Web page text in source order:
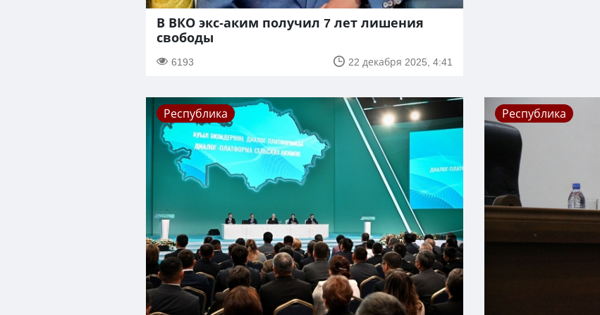
В ВКО экс-аким получил 7 лет лишения
свободы
6193 22 декабря 2025, 4:41
Республика Республика